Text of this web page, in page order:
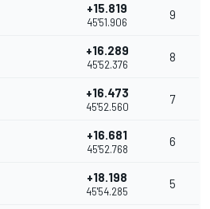
+15.819
45'51.906
9
+16.289
45'52.376
8
+16.473
45'52.560
7
+16.681
45'52.768
6
+18.198
45'54.285
5